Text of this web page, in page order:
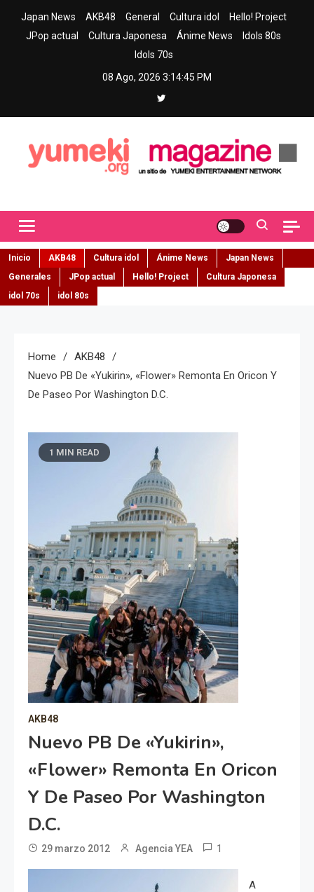
Japan News AKB48 General Cultura idol
Hello! Project
JPop actual
Cultura Japonesa Ánime News
Idols 80s
Idols 70s
08 Ago, 2026 3:14:47 PM
Inicio AKB48 Cultura idol Ánime News
Japan News
Generales
JPop actual Hello! Project
Cultura Japonesa
idol 70s
idol 80s
Home
AKB48
Nuevo PB De «Yukirin», «Flower» Remonta En Oricon Y
De Paseo Por Washington D.C.
1 MIN READ
AKB48
Nuevo PB De «Yukirin»,
«Flower» Remonta En Oricon
Y De Paseo Por Washington
D.C.
29 marzo 2012 Agencia YEA 1
A